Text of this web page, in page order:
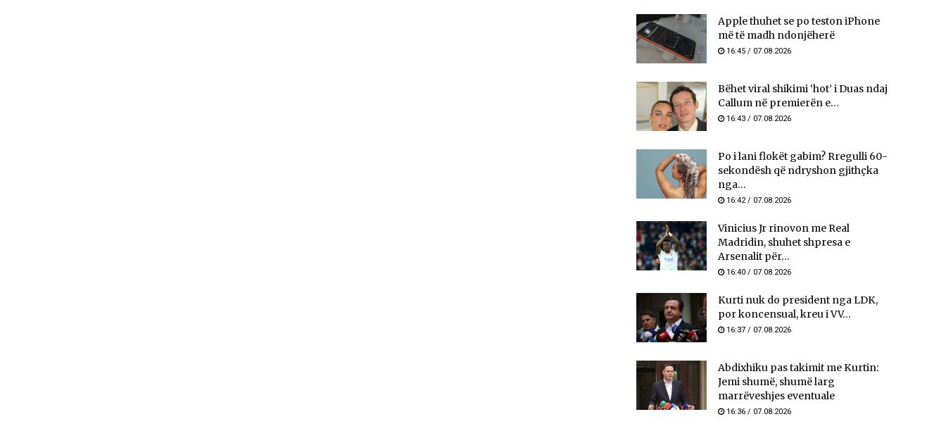
Apple thuhet se po teston iPhone
më të madh ndonjëherë
16:45 / 07.08.2026
Bëhet viral shikimi ‘hot’ i Duas ndaj
Callum në premierën e...
16:43 / 07.08.2026
Po i lani flokët gabim? Rregulli 60-
sekondësh që ndryshon gjithçka
nga...
16:42 / 07.08.2026
Vinicius Jr rinovon me Real
Madridin, shuhet shpresa e
Arsenalit për...
16:40 / 07.08.2026
Kurti nuk do president nga LDK,
por koncensual, kreu i VV...
16:37 / 07.08.2026
Abdixhiku pas takimit me Kurtin:
Jemi shumë, shumë larg
marrëveshjes eventuale
16:36 / 07.08.2026